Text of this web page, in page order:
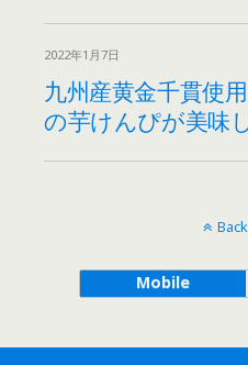
2022年1月7日
九州産黄金千貫使
の芋けんぴが美味
Mobile